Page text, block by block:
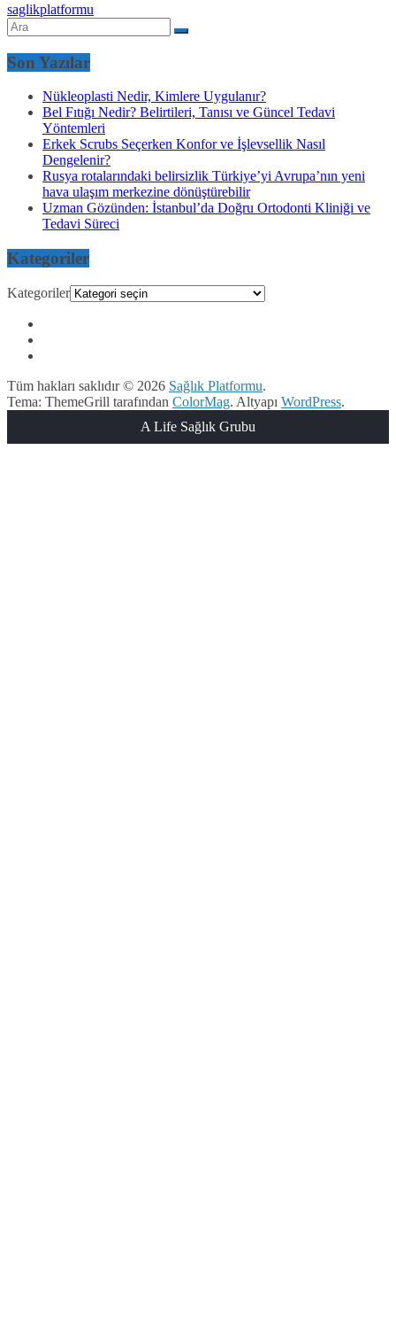
saglikplatformu
Son Yazılar
Nükleoplasti Nedir, Kimlere Uygulanır?
Bel Fıtığı Nedir? Belirtileri, Tanısı ve Güncel Tedavi
Yöntemleri
Erkek Scrubs Seçerken Konfor ve İşlevsellik Nasıl
Dengelenir?
Rusya rotalarındaki belirsizlik Türkiye’yi Avrupa’nın yeni
hava ulaşım merkezine dönüştürebilir
Uzman Gözünden: İstanbul’da Doğru Ortodonti Kliniği ve
Tedavi Süreci
Kategoriler
Kategoriler
Tüm hakları saklıdır © 2026 Sağlık Platformu.
Tema: ThemeGrill tarafından ColorMag. Altyapı WordPress.
A Life Sağlık Grubu